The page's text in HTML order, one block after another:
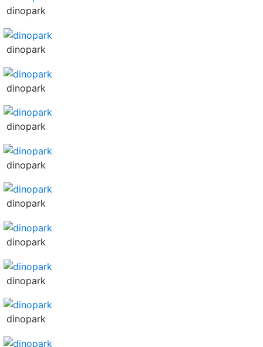
dinopark
dinopark
dinopark
dinopark
dinopark
dinopark
dinopark
dinopark
dinopark